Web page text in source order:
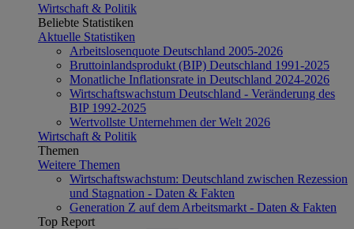
Wirtschaft & Politik
Beliebte Statistiken
Aktuelle Statistiken
Arbeitslosenquote Deutschland 2005-2026
Bruttoinlandsprodukt (BIP) Deutschland 1991-2025
Monatliche Inflationsrate in Deutschland 2024-2026
Wirtschaftswachstum Deutschland - Veränderung des
BIP 1992-2025
Wertvollste Unternehmen der Welt 2026
Wirtschaft & Politik
Themen
Weitere Themen
Wirtschaftswachstum: Deutschland zwischen Rezession
und Stagnation - Daten & Fakten
Generation Z auf dem Arbeitsmarkt - Daten & Fakten
Top Report